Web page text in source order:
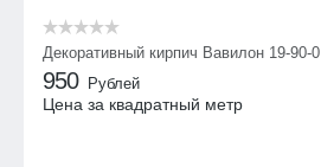
Декоративный кирпич Вавилон 19-90-0
950 Рублей
Цена за квадратный метр